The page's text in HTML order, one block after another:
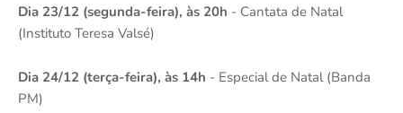
Dia 23/12 (segunda-feira), às 20h - Cantata de Natal
(Instituto Teresa Valsé)
Dia 24/12 (terça-feira), às 14h - Especial de Natal (Banda
PM)